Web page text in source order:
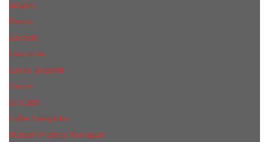
КиLian
Kenzo
Lacoste
Lancome
Laura Biagiotti
Lanvin
Lе Lab0
Lolita Lempicka
Maison Francis Kurkdjian